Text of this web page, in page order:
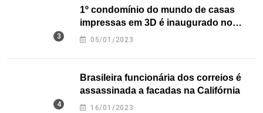
1º condomínio do mundo de casas
impressas em 3D é inaugurado no
Texas
05/01/2023
Brasileira funcionária dos correios é
assassinada a facadas na Califórnia
16/01/2023